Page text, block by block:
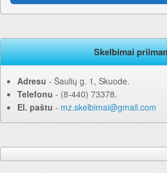
Skelbimai
Adresu ‐ Šaulių g. 1, Skuode.
Telefonu ‐ (8-440) 73378.
El. paštu ‐ mz.skelbimai@gmail.com